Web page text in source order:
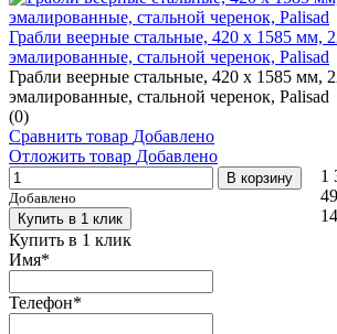
Грабли веерные стальные, 420 х 1585 мм,
эмалированные, стальной черенок, Palisad
Грабли веерные стальные, 420 х 1585 мм,
эмалированные, стальной черенок, Palisad
(0)
Сравнить товар Добавлено
Отложить товар Добавлено
1
В корзину
Добавлено
Купить в 1 клик
Купить в 1 клик
Имя*
Телефон*